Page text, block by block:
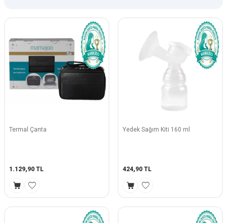
Termal Çanta
1.129,90 TL
Yedek Sağım Kiti 160 ml
424,90 TL